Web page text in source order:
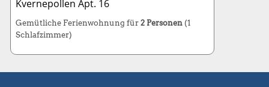
Kvernepollen Apt. 16
Gemütliche Ferienwohnung für 2 Personen(1
Schlafzimmer)